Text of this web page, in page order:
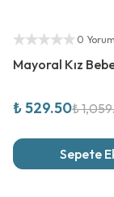
Yetkili Satıcı
0 Yorum
Mayoral Kız
₺ 529.50₺
Sepete